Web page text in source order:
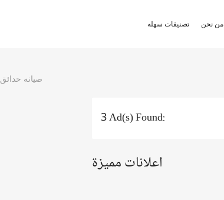
تصنيفات سهله من نحن
صيانه حدائق
3 Ad(s) Found:
اعلانات مميزة